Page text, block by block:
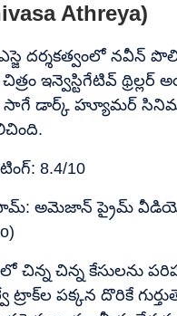
Athreya)
దర్శకత్వంలో నవీన్
ఇన్వెస్టిగేటివ్ థ్రిల్లర్
సాగే డార్క్ హ్యూమర్
8.4/10
అమెజాన్ ప్రైమ్ వీడియో
చిన్న చిన్న కేసులను
ట్రాక్‌ల పక్కన దొరికే